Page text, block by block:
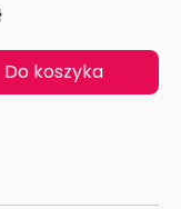
Do koszyka